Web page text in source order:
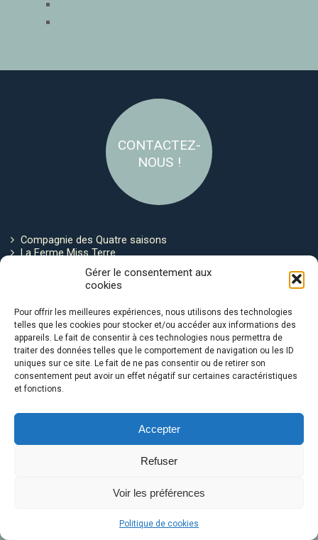
Gérer le consentement aux
cookies
Pour offrir les meilleures expériences, nous utilisons des technologies
telles que les cookies pour stocker et/ou accéder aux informations des
appareils. Le fait de consentir à ces technologies nous permettra de
traiter des données telles que le comportement de navigation ou les ID
uniques sur ce site. Le fait de ne pas consentir ou de retirer son
consentement peut avoir un effet négatif sur certaines caractéristiques
et fonctions.
Accepter
Refuser
Voir les préférences
Politique de cookies
CONTACTEZ-
NOUS !
Compagnie des Quatre saisons
La Ferme Miss Terre
Politique de cookies
Avec le soutien de :
Le Ventre de la Baleine © 2026